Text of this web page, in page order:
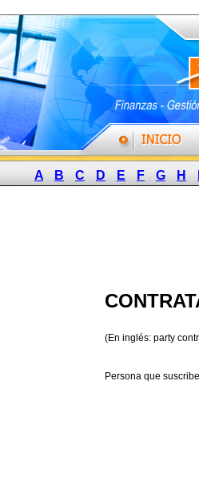
A B C D E F G H
(En inglés: party
Persona que